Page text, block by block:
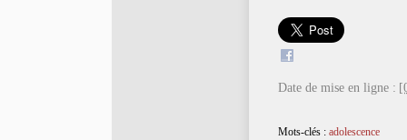
Date de mise en ligne :
Mots-clés : adolescence